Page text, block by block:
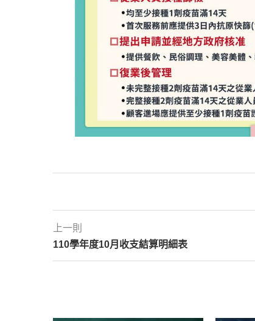
上一則
110學年度10月收支結算明細表